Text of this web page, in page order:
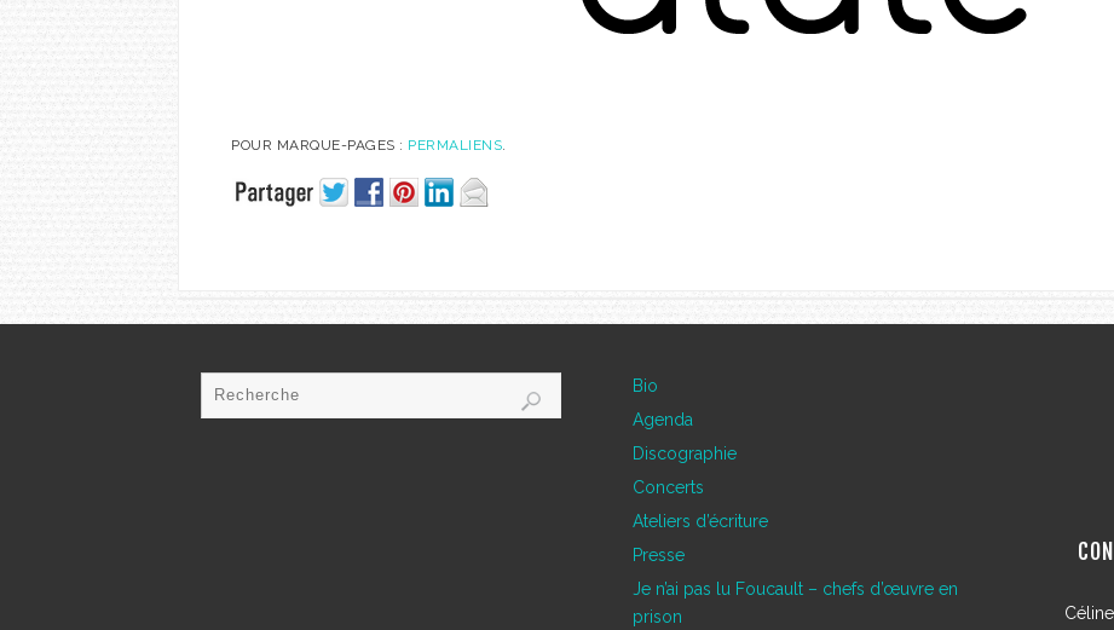
POUR MARQUE-PAGES : PERMALIENS.
Bio
Agenda
Discographie
Concerts
Ateliers d’écriture
Presse
Je n’ai pas lu Foucault – chefs d’œuvre en
prison